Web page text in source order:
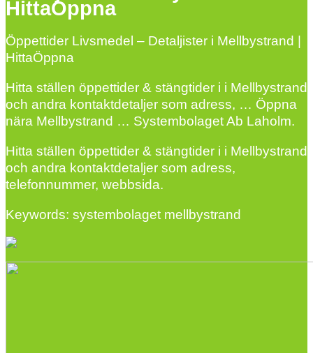
HittaÖppna
Öppettider Livsmedel – Detaljister i Mellbystrand |
HittaÖppna
Hitta ställen öppettider & stängtider i i Mellbystrand
och andra kontaktdetaljer som adress, … Öppna
nära Mellbystrand … Systembolaget Ab Laholm.
Hitta ställen öppettider & stängtider i i Mellbystrand
och andra kontaktdetaljer som adress,
telefonnummer, webbsida.
Keywords: systembolaget mellbystrand